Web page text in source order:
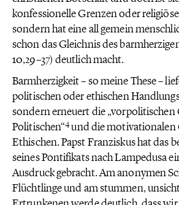
konfessionelle Grenzen oder
sondern hat eine all gemein
schon das Gleichnis des
10,29–37) deutlich macht.
Barmherzigkeit – so meine These –
politischen oder ethischen
sondern erneuert die „vorpolitischen
Politischen“4und die motivationalen
Ethischen. Papst Franziskus hat das
seines Pontifikats nach Lampedusa
Ausdruck gebracht. Am anonymen
Flüchtlinge und am stummen,